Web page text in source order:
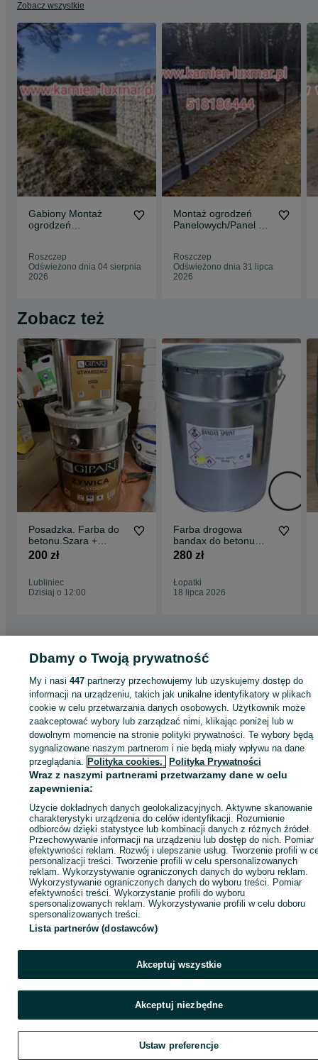
Zobacz wszystkie
Gabiony Montaż
ogrodzeń
kamień do ogr
Roszczep
Odświeżono dnia 04 sierpnia
2026
Montaż ogrodzeń
Panelowych/Panel 3D
Roszczep
Odświeżono dnia 31 lipca
2026
Zobacz też
Posadzka. Farba do
betonu.Szara +
Utwardzacz.RESZTKI
200 zł
Lubliniec
Dzisiaj o 12:00
Farba drogowa
bandax do betonu
stali na posadzkę i
280 zł
Łopatki
18 lipca 2026
Strona główna Budowa i Remont
Mazowieckie
Farby - Chruściele
KATEGORIA
1070025239
Zadzwoń / SMS
Dbamy o Twoją prywatność
My i nasi447 partnerzy przechowujemy lub uzyskujemy dostęp do
informacji na urządzeniu, takich jak unikalne identyfikatory w plikach
cookie w celu przetwarzania danych osobowych. Użytkownik może
zaakceptować wybory lub zarządzać nimi, klikając poniżej lub w
dowolnym momencie na stronie polityki prywatności. Te wybory będą
sygnalizowane naszym partnerom i nie będą miały wpływu na dane
przeglądania. Polityka cookies, Polityka Prywatności
Wraz z naszymi partnerami przetwarzamy dane w celu
zapewnienia:
Użycie dokładnych danych geolokalizacyjnych. Aktywne skanowanie
charakterystyki urządzenia do celów identyfikacji. Rozumienie
odbiorców dzięki statystyce lub kombinacji danych z różnych źródeł.
Przechowywanie informacji na urządzeniu lub dostęp do nich. Pomiar
efektywności reklam. Rozwój i ulepszanie usług. Tworzenie profili w
personalizacji treści. Tworzenie profili w celu spersonalizowanych
reklam. Wykorzystywanie ograniczonych danych do wyboru reklam.
Wykorzystywanie ograniczonych danych do wyboru treści. Pomiar
efektywności treści. Wykorzystanie profili do wyboru
spersonalizowanych reklam. Wykorzystywanie profili w celu doboru
spersonalizowanych treści.
Lista partnerów (dostawców)
Akceptuj wszystkie
Akceptuj niezbędne
Ustaw preferencje